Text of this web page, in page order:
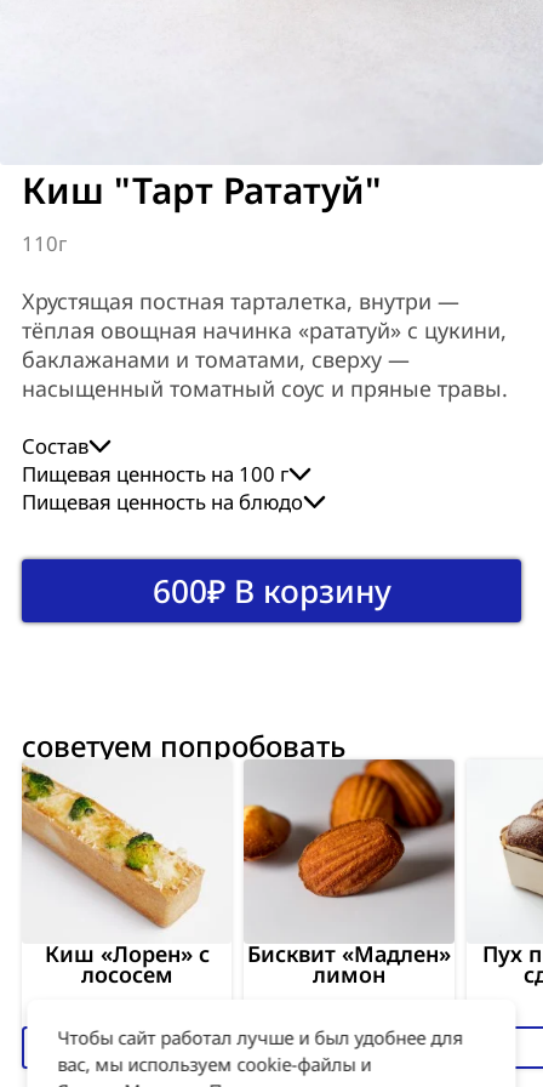
Киш "Тарт Рататуй"
110г
Хрустящая постная тарталетка, внутри —
тёплая овощная начинка «рататуй» с цукини,
баклажанами и томатами, сверху —
насыщенный томатный соус и пряные травы.
Состав
постное тесто для тарталетки (пшеничная мука,
миндальная мука, вода, соль, оливковое масло),
томаты, томатный соус (томаты в собственном
соку, специя паприка/копчёная паприка, кетчуп
томатный, соус малиновый, соль, чеснок печёный,
Пищевая ценность на 100 г
energy
proteins
fat
Пищевая ценность на блюдо
103,0
2,0
4,0
14,0
600₽В корзину
советуем попробовать
Киш «Лорен» с
лососем
950₽
Бисквит «Мадлен»
лимон
170₽
Пух
Взглянуть на витрину
Чтобы сайт работал лучше и был удобнее для
вас, мы используем cookie-файлы и